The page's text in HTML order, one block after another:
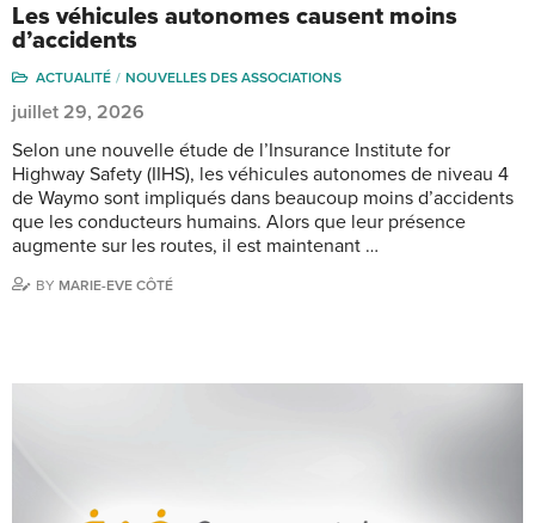
Les véhicules autonomes causent moins
d’accidents
ACTUALITÉ NOUVELLES DES ASSOCIATIONS
juillet 29, 2026
Selon une nouvelle étude de l’Insurance Institute for
Highway Safety (IIHS), les véhicules autonomes de niveau 4
de Waymo sont impliqués dans beaucoup moins d’accidents
que les conducteurs humains. Alors que leur présence
augmente sur les routes, il est maintenant …
BY MARIE-EVE CÔTÉ